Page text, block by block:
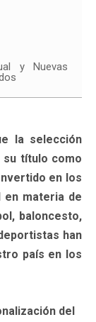
y Nuevas
la selección
su título como
en los
en materia de
baloncesto,
han
país en los
del